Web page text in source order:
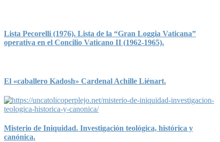
Lista Pecorelli (1976). Lista de la “Gran Loggia Vaticana”
operativa en el Concilio Vaticano II (1962-1965).
El «caballero Kadosh» Cardenal Achille Liénart.
Misterio de Iniquidad. Investigación teológica, histórica y
canónica.